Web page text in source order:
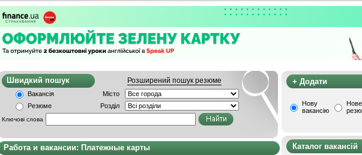
Швидкий пошук Розширений пошук резюме
Вакансія
Місто
Резюме
Розділ
Ключові слова
Работа и вакансии: Платежные карты
+ Додати
Нову
вакансію
Нове
Каталог вакансій